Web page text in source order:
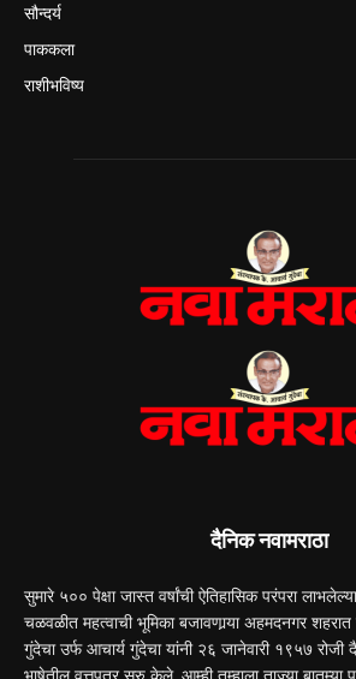
सौन्दर्य
पाककला
राशीभविष्य
दैनिक नवामराठा
सुमारे ५०० पेक्षा जास्त वर्षांची ऐतिहासिक परंपरा
चळवळीत महत्वाची भूमिका बजावणार्‍या अहमदनगर
गुंदेचा उर्फ आचार्य गुंदेचा यांनी २६ जानेवारी १९५७ रोजी